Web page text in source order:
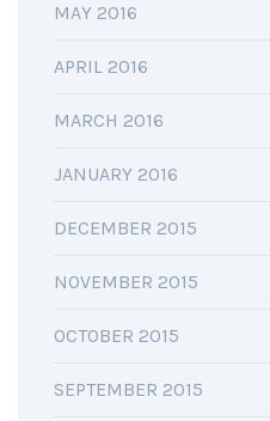
MAY 2016
APRIL 2016
MARCH 2016
JANUARY 2016
DECEMBER 2015
NOVEMBER 2015
OCTOBER 2015
SEPTEMBER 2015